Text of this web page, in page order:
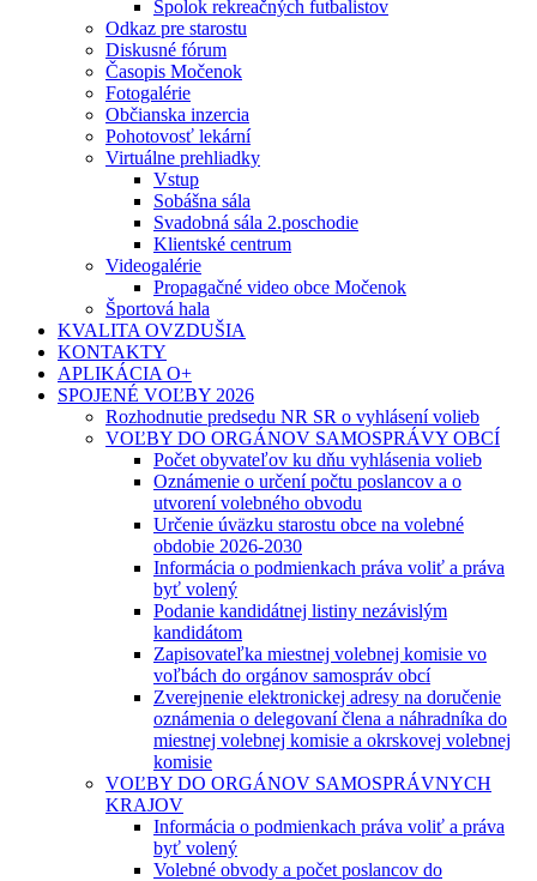
Spolok rekreačných futbalistov
Odkaz pre starostu
Diskusné fórum
Časopis Močenok
Fotogalérie
Občianska inzercia
Pohotovosť lekární
Virtuálne prehliadky
Vstup
Sobášna sála
Svadobná sála 2.poschodie
Klientské centrum
Videogalérie
Propagačné video obce Močenok
Športová hala
KVALITA OVZDUŠIA
KONTAKTY
APLIKÁCIA O+
SPOJENÉ VOĽBY 2026
Rozhodnutie predsedu NR SR o vyhlásení volieb
VOĽBY DO ORGÁNOV SAMOSPRÁVY OBCÍ
Počet obyvateľov ku dňu vyhlásenia volieb
Oznámenie o určení počtu poslancov a o
utvorení volebného obvodu
Určenie úväzku starostu obce na volebné
obdobie 2026-2030
Informácia o podmienkach práva voliť a práva
byť volený
Podanie kandidátnej listiny nezávislým
kandidátom
Zapisovateľka miestnej volebnej komisie vo
voľbách do orgánov samospráv obcí
Zverejnenie elektronickej adresy na doručenie
oznámenia o delegovaní člena a náhradníka do
miestnej volebnej komisie a okrskovej volebnej
komisie
VOĽBY DO ORGÁNOV SAMOSPRÁVNYCH
KRAJOV
Informácia o podmienkach práva voliť a práva
byť volený
Volebné obvody a počet poslancov do